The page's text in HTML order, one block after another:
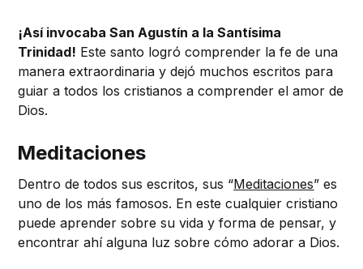
¡Así invocaba San Agustín a la Santísima
Trinidad! Este santo logró comprender la fe de una
manera extraordinaria y dejó muchos escritos para
guiar a todos los cristianos a comprender el amor de
Dios.
Meditaciones
Dentro de todos sus escritos, sus “Meditaciones” es
uno de los más famosos. En este cualquier cristiano
puede aprender sobre su vida y forma de pensar, y
encontrar ahí alguna luz sobre cómo adorar a Dios.